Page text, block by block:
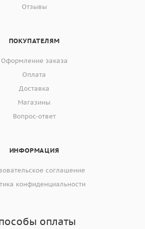
Отзывы
ПОКУПАТЕЛЯМ
Оформление заказа
Оплата
Доставка
Магазины
Вопрос-ответ
ИНФОРМАЦИЯ
соглашение
конфиденциальности
оплаты